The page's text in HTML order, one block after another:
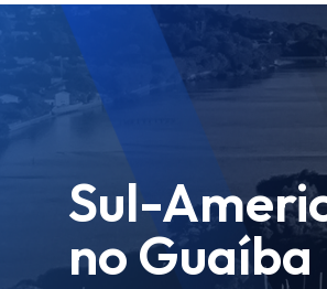
Sul-
no Guaíba